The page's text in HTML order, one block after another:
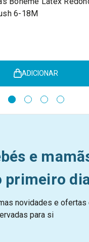
6-18M
ADICIONAR
e
primeiro
novidades e
para si